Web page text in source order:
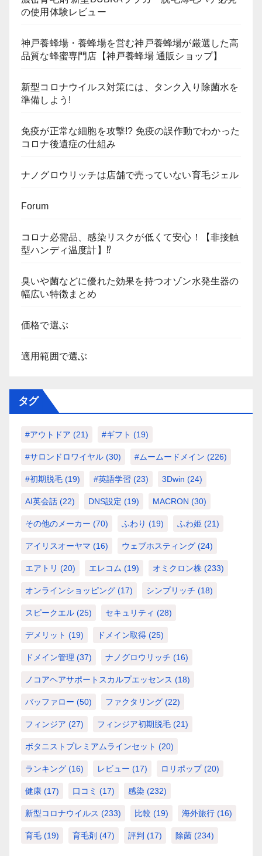
の使用体験レビュー
神戸養蜂場・養蜂場を営む神戸養蜂場が厳選した高
品質な蜂蜜専門店【神戸養蜂場 通販ショップ】
新型コロナウイルス対策には、タンク入り除菌水を
準備しよう!
免疫が正常な細胞を攻撃!? 免疫の誤作動でわかった
コロナ後遺症の仕組み
ナノグロウリッチは店舗で売っていない育毛ジェル
Forum
コロナ必需品、感染リスクが低くて安心！【非接触
型ハンディ温度計】⁉
臭いや菌などに優れた効果を持つオゾン水発生器の
幅広い特徴まとめ
価格で選ぶ
適用範囲で選ぶ
タグ
#アウトドア (21) #ギフト (19)
#サロンドロワイヤル (30) #ムームードメイン (226)
#初期脱毛 (19) #英語学習 (23) 3Dwin (24)
AI英会話 (22) DNS設定 (19) MACRON (30)
その他のメーカー (70) ふわり (19) ふわ姫 (21)
アイリスオーヤマ (16) ウェブホスティング (24)
エアトリ (20) エレコム (19) オミクロン株 (233)
オンラインショッピング (17) シンプリッチ (18)
スピークエル (25) セキュリティ (28)
デメリット (19) ドメイン取得 (25)
ドメイン管理 (37) ナノグロウリッチ (16)
ノコアヘアサポートスカルプエッセンス (18)
バッファロー (50) ファクタリング (22)
フィンジア (27) フィンジア初期脱毛 (21)
ボタニストプレミアムラインセット (20)
ランキング (16) レビュー (17) ロリポップ(20)
健康 (17) 口コミ (17) 感染 (232)
新型コロナウイルス (233) 比較 (19) 海外旅行 (16)
育毛 (19) 育毛剤 (47) 評判 (17) 除菌 (234)